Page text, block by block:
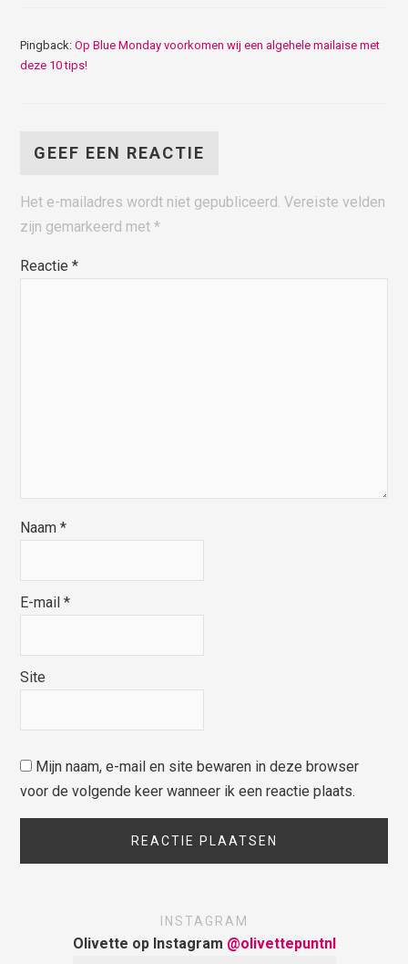
Pingback:Op Blue Monday voorkomen wij een algehele mailaise met
deze 10 tips!
GEEF EEN REACTIE
Het e-mailadres wordt niet gepubliceerd. Vereiste velden
zijn gemarkeerd met*
Reactie*
Naam*
E-mail*
Site
Mijn naam, e-mail en site bewaren in deze browser
voor de volgende keer wanneer ik een reactie plaats.
INSTAGRAM
Olivette op Instagram @olivettepuntnl